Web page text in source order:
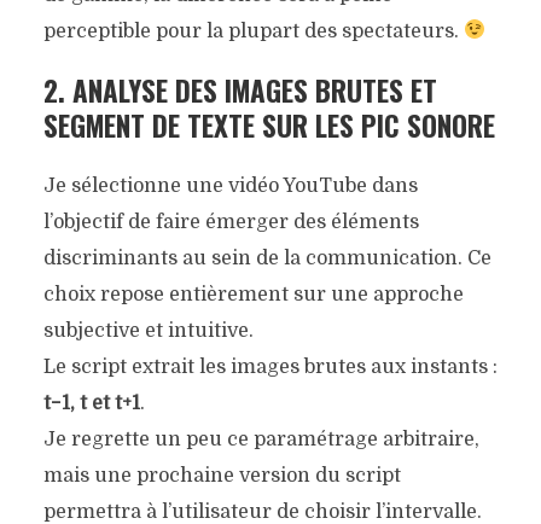
perceptible pour la plupart des spectateurs.
2. ANALYSE DES IMAGES BRUTES ET
SEGMENT DE TEXTE SUR LES PIC SONORE
Je sélectionne une vidéo YouTube dans
l’objectif de faire émerger des éléments
discriminants au sein de la communication. Ce
choix repose entièrement sur une approche
subjective et intuitive.
Le script extrait les images brutes aux instants :
t−1, tett+1.
Je regrette un peu ce paramétrage arbitraire,
mais une prochaine version du script
permettra à l’utilisateur de choisir l’intervalle.